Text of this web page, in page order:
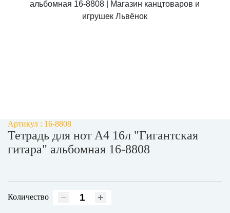
Артикул : 16-8808
Тетрадь для нот А4 16л "Гигантская
гитара" альбомная 16-8808
Количество